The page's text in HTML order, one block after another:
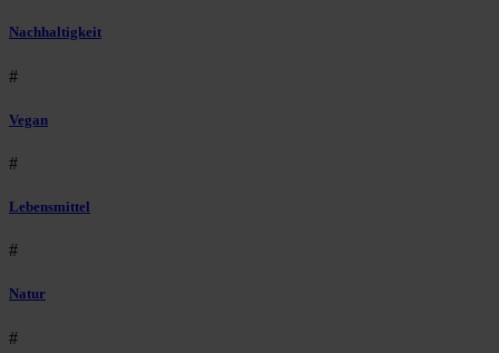
Nachhaltigkeit
#
Vegan
#
Lebensmittel
#
Natur
#